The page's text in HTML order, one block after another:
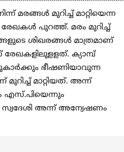
മരങ്ങൾ മുറിച്ച് മാറ്റിയെന്ന
രേഖകൾ പുറത്ത്. മരം മുറിച്ച്
ശിഖരങ്ങൾ മാത്രമാണ്
രേഖകളിലുളളത്. ക്യാമ്പ്
ഭീഷണിയാവുന്ന
മാറ്റിയത്. അന്ന്
എസ്.പിയെന്നും
സ്വദേശി അന്ന് അന്വേഷണം